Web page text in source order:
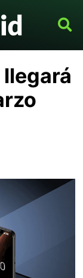
llegará